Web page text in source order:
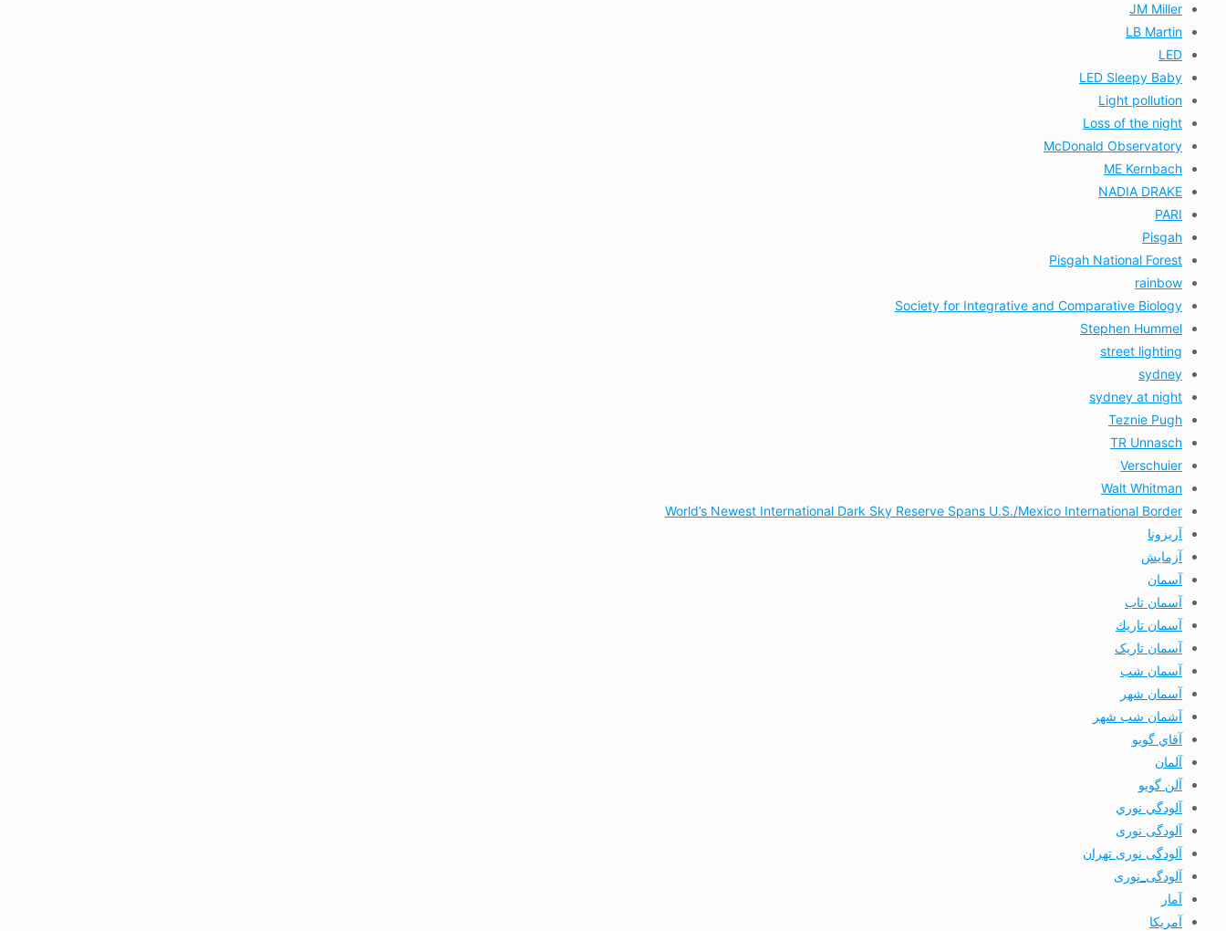
JM Miller
LB Martin
LED
LED Sleepy Baby
Light pollution
Loss of the night
McDonald Observatory
ME Kernbach
NADIA DRAKE
PARI
Pisgah
Pisgah National Forest
rainbow
Society for Integrative and Comparative Biology
Stephen Hummel
street lighting
sydney
sydney at night
Teznie Pugh
TR Unnasch
Verschuier
Walt Whitman
World’s Newest International Dark Sky Reserve Spans U.S./Mexico International Border
آریزونا
آزمایش
آسمان
آسمان تاب
آسمان تاريك
آسمان تاریک
آسمان شب
آسمان شهر
آشمان شب شهر
آقاي گويو
آلمان
آلن گويو
آلودگي نوري
آلودگی نوری
آلودگی نوری تهران
آلودگی_نوری
آمار
آمريكا